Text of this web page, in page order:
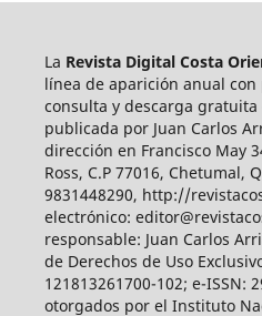
La Revista Digital Costa
línea de aparición anual
consulta y descarga
publicada por Juan Carlos
dirección en Francisco May
Ross, C.P 77016, Chetumal,
9831448290, http://
electrónico:
responsable: Juan Carlos
de Derechos de Uso
121813261700-102; e-ISSN:
otorgados por el Instituto